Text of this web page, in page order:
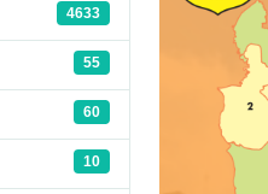
4633
55
60
10